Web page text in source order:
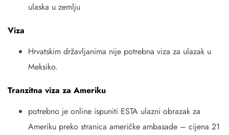
ulaska u zemlju
Viza
Hrvatskim državljanima nije potrebna viza za ulazak u
Meksiko.
Tranzitna viza za Ameriku
potrebno je online ispuniti ESTA ulazni obrazak za
Ameriku preko stranica američke ambasade – cijena 21